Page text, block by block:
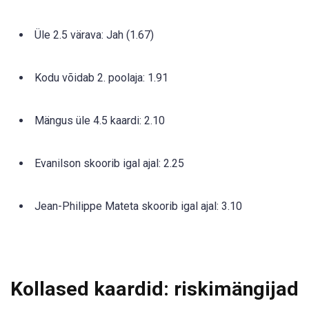
Üle 2.5 värava: Jah (1.67)
Kodu võidab 2. poolaja: 1.91
Mängus üle 4.5 kaardi: 2.10
Evanilson skoorib igal ajal: 2.25
Jean-Philippe Mateta skoorib igal ajal: 3.10
Kollased kaardid: riskimängijad